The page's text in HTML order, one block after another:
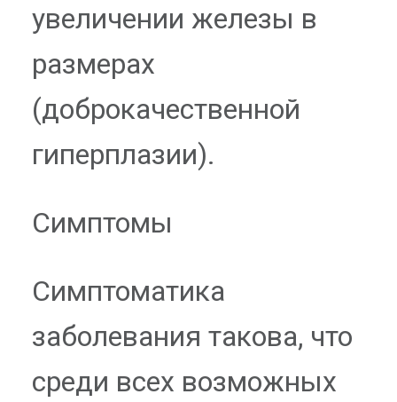
увеличении железы в
размерах
(доброкачественной
гиперплазии).
Симптомы
Симптоматика
заболевания такова, что
среди всех возможных